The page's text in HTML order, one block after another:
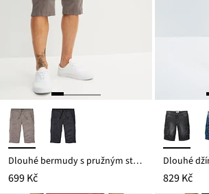
Dlouhé bermudy s pružným střihem, Regular Fit
699 Kč 829 Kč